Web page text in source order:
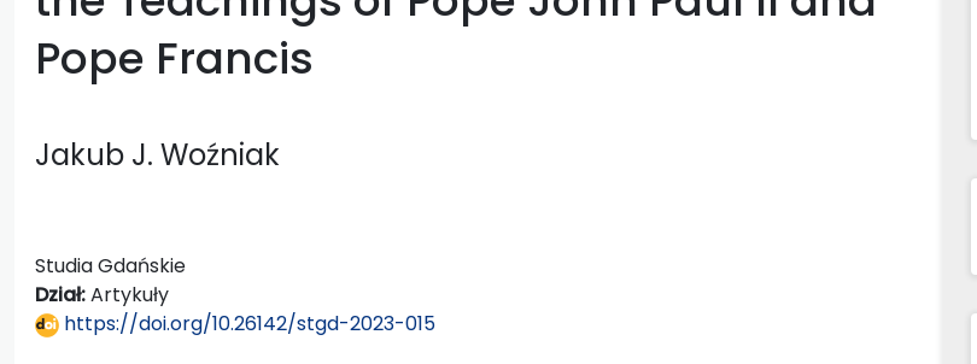
Pope Francis
Jakub J. Woźniak
Studia Gdańskie
Dział:Artykuły
https://doi.org/10.26142/stgd-2023-015